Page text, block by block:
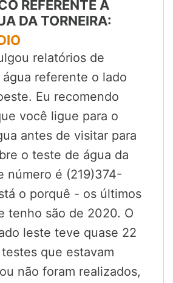
REFERENTE À
DA TORNEIRA:
relatórios de
referente o lado
Eu recomendo
você ligue para o
antes de visitar para
o teste de água da
número é (219)374-
o porquê - os últimos
tenho são de 2020. O
leste teve quase 22
que estavam
não foram realizados,